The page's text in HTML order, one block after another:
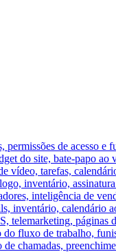
de acesso e
do site, bate-papo
vídeo, tarefas,
inventário,
inteligência de
inventário, calendário
telemarketing, páginas
fluxo de trabalho,
chamadas,